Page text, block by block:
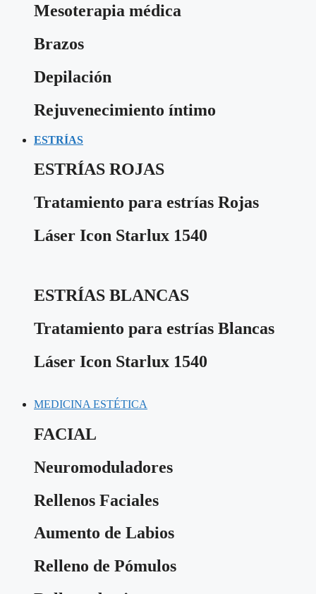
Mesoterapia médica
Brazos
Depilación
Rejuvenecimiento íntimo
ESTRÍAS
ESTRÍAS ROJAS
Tratamiento para estrías Rojas
Láser Icon Starlux 1540
ESTRÍAS BLANCAS
Tratamiento para estrías Blancas
Láser Icon Starlux 1540
MEDICINA ESTÉTICA
FACIAL
Neuromoduladores
Rellenos Faciales
Aumento de Labios
Relleno de Pómulos